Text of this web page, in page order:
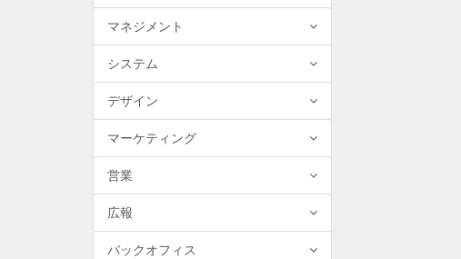
マネジメント
システム
デザイン
マーケティング
営業
広報
バックオフィス